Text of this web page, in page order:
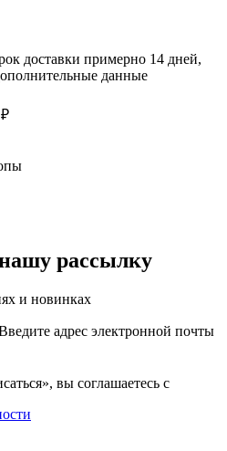
доставки примерно 14 дней,
данные
рассылку
и новинках
адрес электронной почты
вы соглашаетесь с